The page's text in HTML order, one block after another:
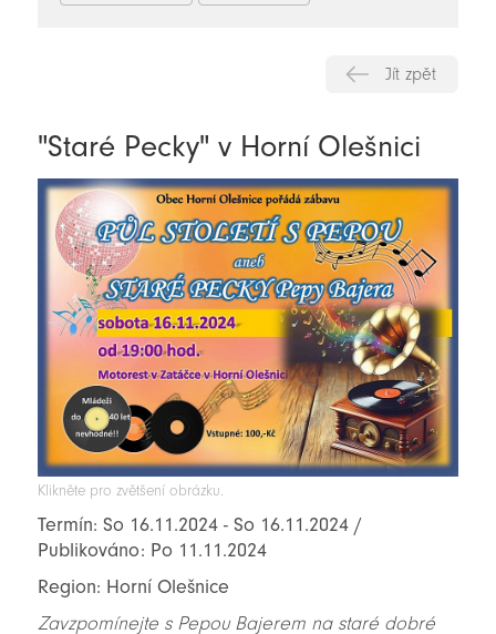
Jít zpět
"Staré Pecky" v Horní Olešnici
Klikněte pro zvětšení obrázku.
Termín: So 16.11.2024 - So 16.11.2024 /
Publikováno: Po 11.11.2024
Region: Horní Olešnice
Zavzpomínejte s Pepou Bajerem na staré dobré